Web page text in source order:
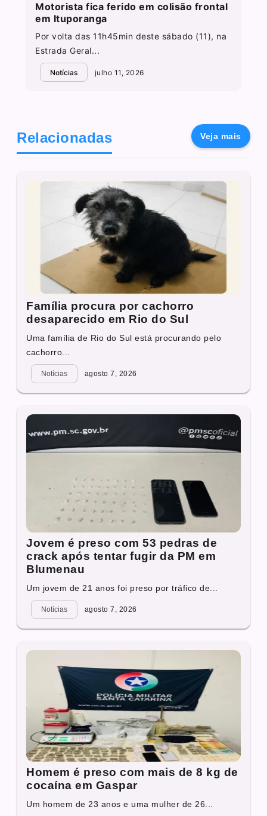
Motorista fica ferido em colisão frontal
em Ituporanga
Por volta das 11h45min deste sábado (11), na
Estrada Geral...
Notícias julho 11, 2026
Relacionadas Veja mais
Família procura por cachorro
desaparecido em Rio do Sul
Uma família de Rio do Sul está procurando pelo
cachorro...
Notícias agosto 7, 2026
Jovem é preso com 53 pedras de
crack após tentar fugir da PM em
Blumenau
Um jovem de 21 anos foi preso por tráfico de...
Notícias agosto 7, 2026
Homem é preso com mais de 8 kg de
cocaína em Gaspar
Um homem de 23 anos e uma mulher de 26...